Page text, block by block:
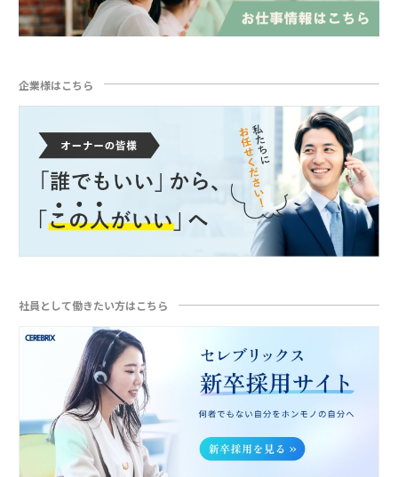
企業様はこちら
社員として働きたい方はこちら